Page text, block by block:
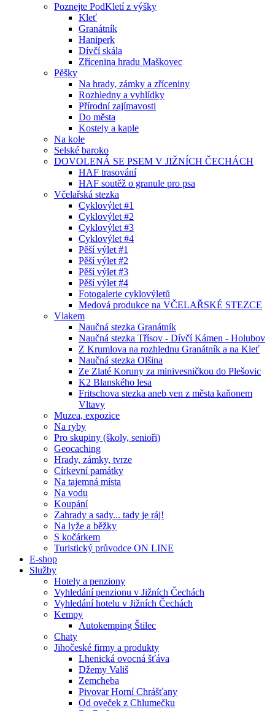
Poznejte PodKletí z výšky
Kleť
Granátník
Haniperk
Dívčí skála
Zřícenina hradu Maškovec
Pěšky
Na hrady, zámky a zříceniny
Rozhledny a vyhlídky
Přírodní zajímavosti
Do města
Kostely a kaple
Na kole
Selské baroko
DOVOLENÁ SE PSEM V JIŽNÍCH ČECHÁCH
HAF trasování
HAF soutěž o granule pro psa
Včelařská stezka
Cyklovýlet #1
Cyklovýlet #2
Cyklovýlet #3
Cyklovýlet #4
Pěší výlet #1
Pěší výlet #2
Pěší výlet #3
Pěší výlet #4
Fotogalerie cyklovýletů
Medová produkce na VČELAŘSKÉ STEZCE
Vlakem
Naučná stezka Granátník
Naučná stezka Třísov - Dívčí Kámen - Holubov
Z Krumlova na rozhlednu Granátník a na Kleť
Naučná stezka Olšina
Ze Zlaté Koruny za minivesničkou do Plešovic
K2 Blanského lesa
Fritschova stezka aneb ven z města kaňonem
Vltavy
Muzea, expozice
Na ryby
Pro skupiny (školy, senioři)
Geocaching
Hrady, zámky, tvrze
Církevní památky
Na tajemná místa
Na vodu
Koupání
Zahrady a sady... tady je ráj!
Na lyže a běžky
S kočárkem
Turistický průvodce ON LINE
E-shop
Služby
Hotely a penziony
Vyhledání penzionu v Jižních Čechách
Vyhledání hotelu v Jižních Čechách
Kempy
Autokemping Štilec
Chaty
Jihočeské firmy a produkty
Lhenická ovocná šťáva
Džemy Vališ
Zemcheba
Pivovar Horní Chrášťany
Od oveček z Chlumečku